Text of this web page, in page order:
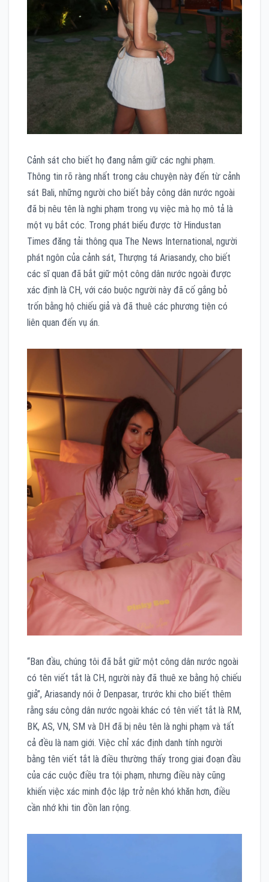
Cảnh sát cho biết họ đang nắm giữ các nghi phạm.
Thông tin rõ ràng nhất trong câu chuyện này đến từ cảnh
sát Bali, những người cho biết bảy công dân nước ngoài
đã bị nêu tên là nghi phạm trong vụ việc mà họ mô tả là
một vụ bắt cóc. Trong phát biểu được tờ Hindustan
Times đăng tải thông qua The News International, người
phát ngôn của cảnh sát, Thượng tá Ariasandy, cho biết
các sĩ quan đã bắt giữ một công dân nước ngoài được
xác định là CH, với cáo buộc người này đã cố gắng bỏ
trốn bằng hộ chiếu giả và đã thuê các phương tiện có
liên quan đến vụ án.
“Ban đầu, chúng tôi đã bắt giữ một công dân nước ngoài
có tên viết tắt là CH, người này đã thuê xe bằng hộ chiếu
giả”, Ariasandy nói ở Denpasar, trước khi cho biết thêm
rằng sáu công dân nước ngoài khác có tên viết tắt là RM,
BK, AS, VN, SM và DH đã bị nêu tên là nghi phạm và tất
cả đều là nam giới. Việc chỉ xác định danh tính người
bằng tên viết tắt là điều thường thấy trong giai đoạn đầu
của các cuộc điều tra tội phạm, nhưng điều này cũng
khiến việc xác minh độc lập trở nên khó khăn hơn, điều
cần nhớ khi tin đồn lan rộng.